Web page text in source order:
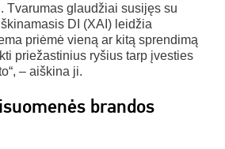
Tvarumas glaudžiai susijęs su
DI (XAI) leidžia
priėmė vieną ar kitą sprendimą
priežastinius ryšius tarp įvesties
– aiškina ji.
brandos